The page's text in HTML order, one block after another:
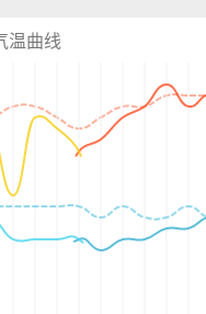
温曲线